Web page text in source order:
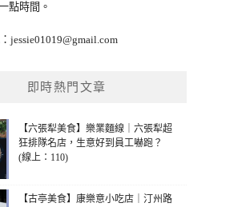
點時間。
jessie01019@gmail.com
即時熱門文章
【六張犁美食】樂業麵線｜六張犁超
狂排隊名店，生意好到員工嚇跑？
(線上：110)
【古亭美食】康樂意小吃店｜汀州路